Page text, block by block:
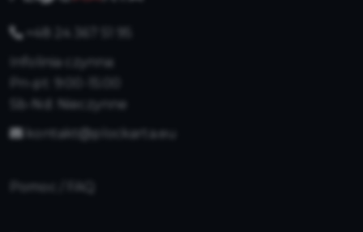
+48 24 367 51 95
Infolinia czynna:
Pn-pt: 9:00-15:00
Sb-Nd: Nieczynne
kontakt@plockarta.eu